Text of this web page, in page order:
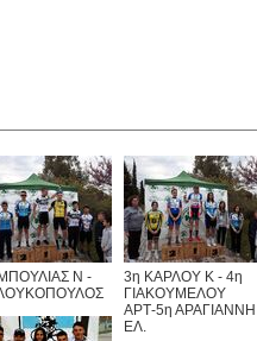
Ν -
3η ΚΑΡΛΟΥ Κ - 4η
ΓΙΑΚΟΥΜΕΛΟΥ
ΑΡΤ-5η ΑΡΑΓΙΑΝΝΗ
ΕΛ.